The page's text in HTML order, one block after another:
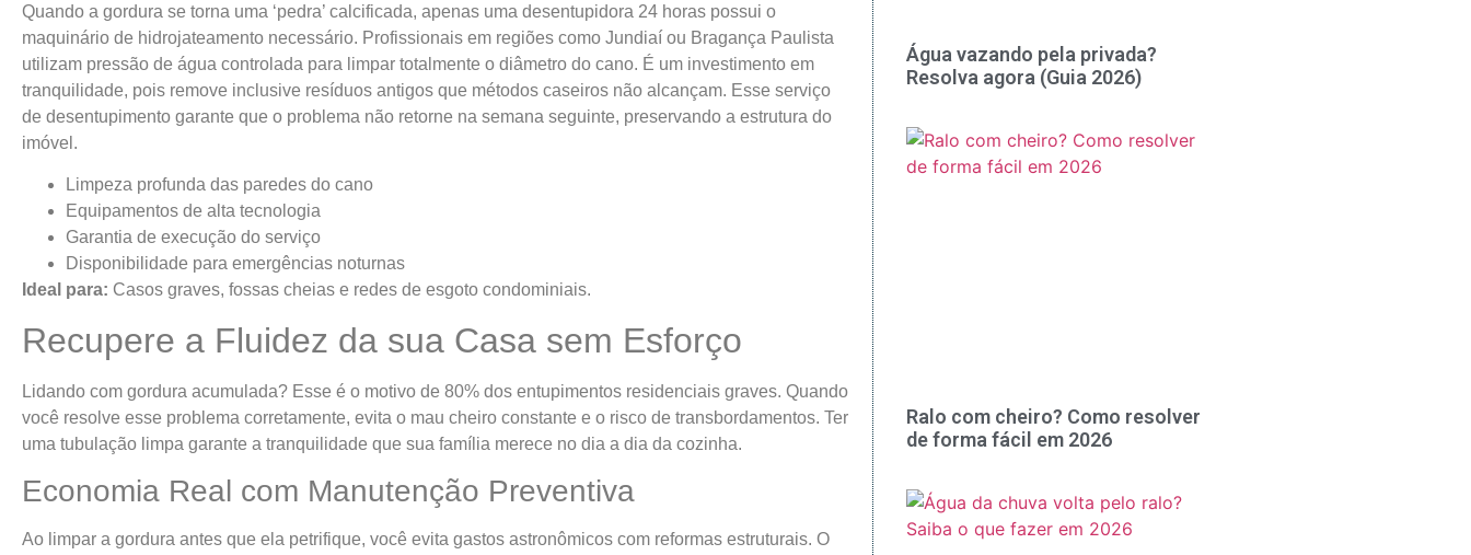
Quando a gordura se torna uma ‘pedra’ calcificada, apenas uma desentupidora 24 horas possui o
maquinário de hidrojateamento necessário. Profissionais em regiões como Jundiaí ou Bragança Paulista
utilizam pressão de água controlada para limpar totalmente o diâmetro do cano. É um investimento em
tranquilidade, pois remove inclusive resíduos antigos que métodos caseiros não alcançam. Esse serviço
de desentupimento garante que o problema não retorne na semana seguinte, preservando a estrutura do
imóvel.
Limpeza profunda das paredes do cano
Equipamentos de alta tecnologia
Garantia de execução do serviço
Disponibilidade para emergências noturnas
Ideal para: Casos graves, fossas cheias e redes de esgoto condominiais.
Recupere a Fluidez da sua Casa sem Esforço
Lidando com gordura acumulada? Esse é o motivo de 80% dos entupimentos residenciais graves. Quando
você resolve esse problema corretamente, evita o mau cheiro constante e o risco de transbordamentos. Ter
uma tubulação limpa garante a tranquilidade que sua família merece no dia a dia da cozinha.
Economia Real com Manutenção Preventiva
Ao limpar a gordura antes que ela petrifique, você evita gastos astronômicos com reformas estruturais. O
Água vazando pela privada?
Resolva agora (Guia 2026)
Ralo com cheiro? Como resolver
de forma fácil em 2026